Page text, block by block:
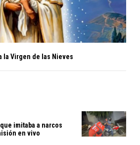
la Virgen de las Nieves
imitaba a narcos
en vivo